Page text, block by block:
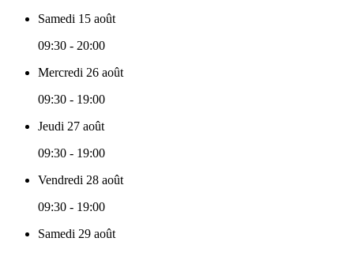
Samedi 15 août
09:30 - 20:00
Mercredi 26 août
09:30 - 19:00
Jeudi 27 août
09:30 - 19:00
Vendredi 28 août
09:30 - 19:00
Samedi 29 août